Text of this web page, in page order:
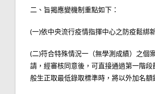
二、旨揭應變機制重點如下：
(一)依中央流行疫情指揮中心之防疫鬆綁
(二)符合特殊情況一（無學測成績）之個
請，經審核同意後，可直接通過第一階
般生正取最低錄取標準時，將以外加名額